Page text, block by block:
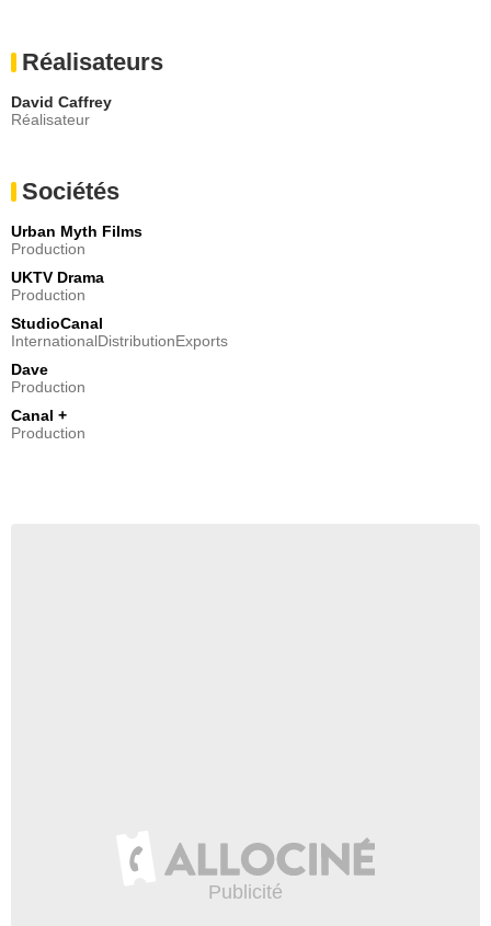
Réalisateurs
David Caffrey
Réalisateur
Sociétés
Urban Myth Films
Production
UKTV Drama
Production
StudioCanal
InternationalDistributionExports
Dave
Production
Canal +
Production